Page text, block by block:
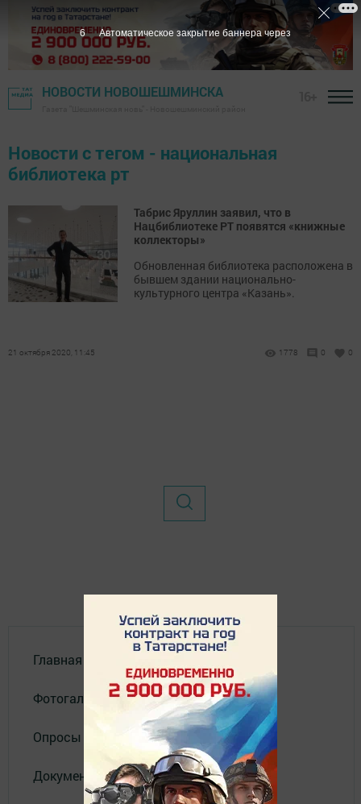
НОВОСТИ НОВОШЕШМИНСКА
Новости с тегом - национальная
библиотека рт
Табрис Яруллин заявил, что в
Нацбиблиотеке РТ появятся «книжные
коллекторы»
Обновленная библиотека расположена в
бывшем здании национально-
культурного центра «Казань».
21 октября 2020, 11:45 1778 0 0
Главная
Фотогалереи
Опросы
Документы
6 Автоматическое закрытие баннера через